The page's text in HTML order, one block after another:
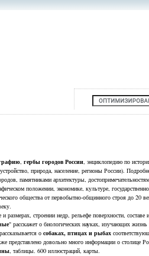
, гербы городов России, энциклопедию по
природа, население, регионы России).
памятниками архитектуры,
положении, экономике, культуре,
общества от первобытно-общинного строя до 20
размерах, строении недр, рельефе поверхности, составе
" расскажет о биологических науках, изучающих
о собаках, птицах и рыбах
представлено довольно много информации о столице
, таблицы. 600 иллюстраций, карты.